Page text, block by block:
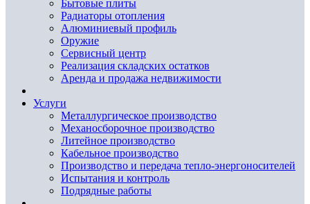
Бытовые плиты
Радиаторы отопления
Алюминиевый профиль
Оружие
Сервисный центр
Реализация складских остатков
Аренда и продажа недвижимости
Услуги
Металлургическое производство
Механосборочное производство
Литейное производство
Кабельное производство
Производство и передача тепло-энергоносителей
Испытания и контроль
Подрядные работы